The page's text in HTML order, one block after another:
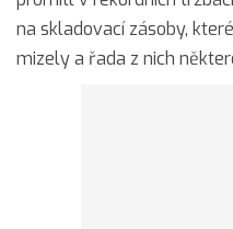
na skladovací zásoby,
mizely a řada z nich